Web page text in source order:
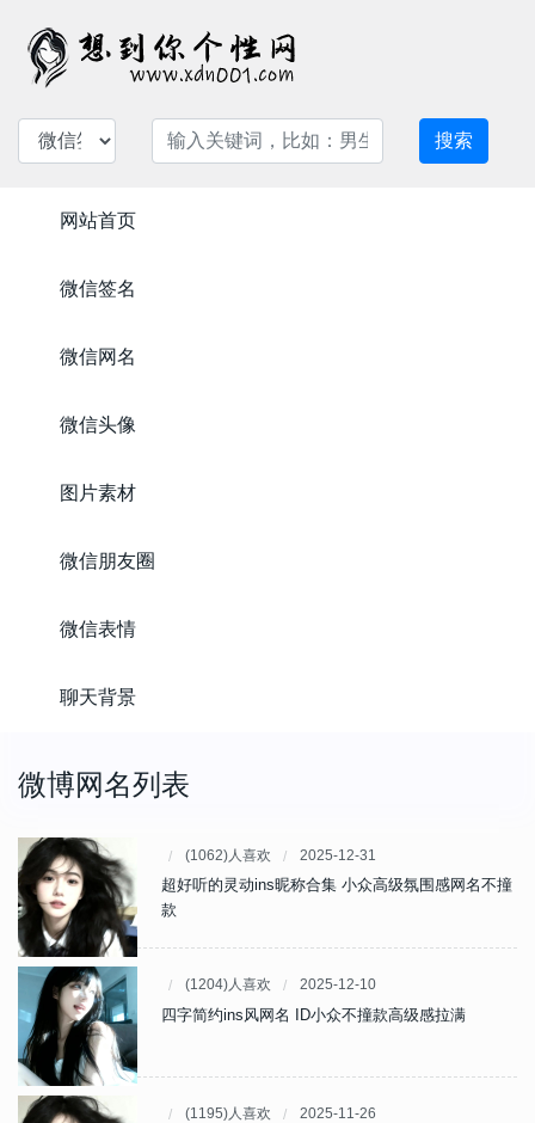
搜索
网站首页
微信签名
微信网名
微信头像
图片素材
微信朋友圈
微信表情
聊天背景
微博网名列表
(1062)人喜欢 2025-12-31
超好听的灵动ins昵称合集 小众高级氛围感网名不撞
款
(1204)人喜欢 2025-12-10
四字简约ins风网名 ID小众不撞款高级感拉满
(1195)人喜欢 2025-11-26